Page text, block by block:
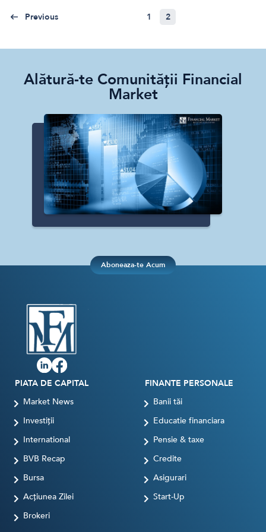
BROKERI
Crypto
TERMENUL ZILEI
Sustainability
Previous 1 2
Alătură-te Comunității Financial
Market
Aboneaza-te Acum
PIATA DE CAPITAL
Market News
Investiții
International
BVB Recap
Bursa
Acțiunea Zilei
Brokeri
FINANTE PERSONALE
Banii tăi
Educatie financiara
Pensie & taxe
Credite
Asigurari
Start-Up